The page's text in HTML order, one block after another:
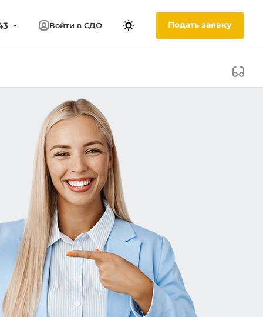
Войти в СДО Подать заявку